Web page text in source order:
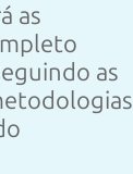
as
as